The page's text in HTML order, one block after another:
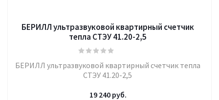
БЕРИЛЛ ультразвуковой квартирный счетчик
тепла СТЭУ 41.20-2,5
БЕРИЛЛ ультразвуковой квартирный счетчик тепла
СТЭУ 41.20-2,5
19 240руб.